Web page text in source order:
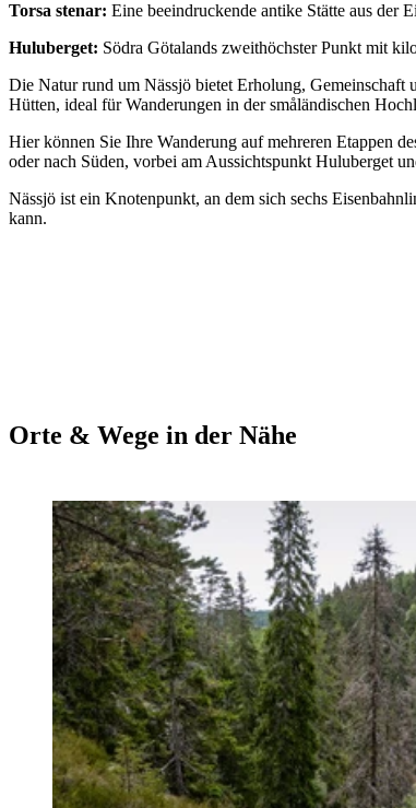
Torsa stenar: Eine beeindruckende antike Stätte aus der
Huluberget: Södra Götalands zweithöchster Punkt mit
Die Natur rund um Nässjö bietet Erholung,
Hütten, ideal für Wanderungen in der småländischen
Hier können Sie Ihre Wanderung auf mehreren Etappen
oder nach Süden, vorbei am Aussichtspunkt Huluberget
Nässjö ist ein Knotenpunkt, an dem sich sechs
kann.
Orte & Wege in der Nähe